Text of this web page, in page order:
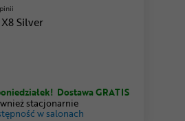
Silver
Dostawa GRATIS
stacjonarnie
w salonach